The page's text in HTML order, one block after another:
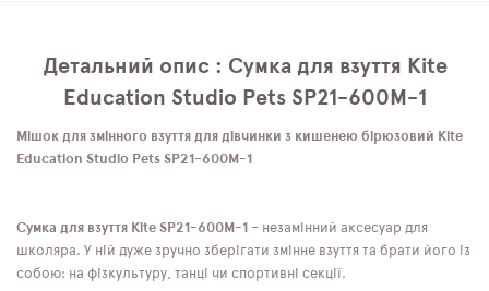
Детальний опис : Сумка для взуття Kite
Education Studio Pets SP21-600M-1
Мішок для змінного взуття для дівчинки з кишенею бірюзовий Kite
Education Studio Pets SP21-600M-1
Сумка для взуття Kite SP21-600M-1 – незамінний аксесуар для
школяра. У ній дуже зручно зберігати змінне взуття та брати його із
собою: на фізкультуру, танці чи спортивні секції.